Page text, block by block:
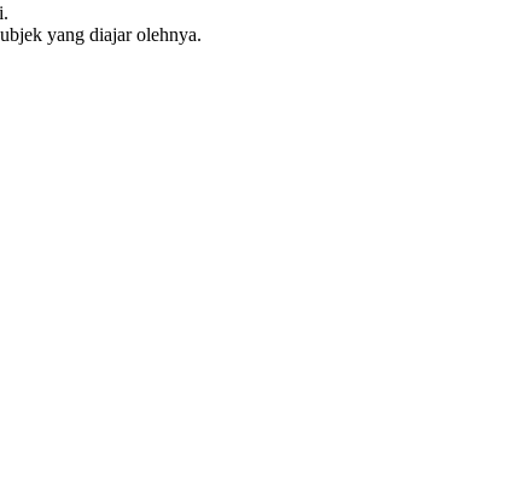
yang diajar olehnya.